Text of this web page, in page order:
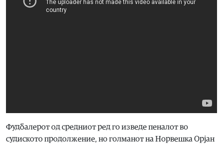
Фудбалерот од средниот ред го изведе пеналот во
судиското продолжение, но голманот на Норвешка Орјан